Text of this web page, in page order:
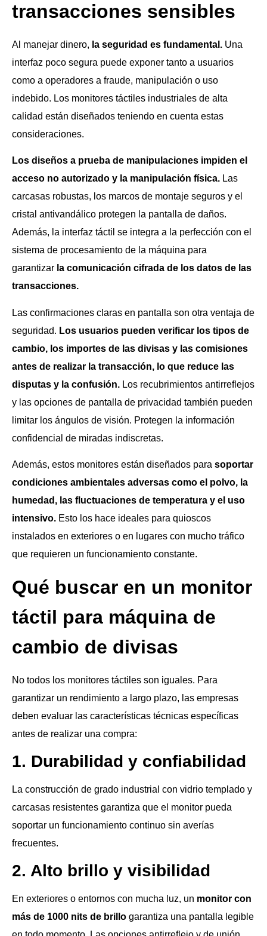
transacciones sensibles
Al manejar dinero, la seguridad es fundamental. Una
interfaz poco segura puede exponer tanto a usuarios
como a operadores a fraude, manipulación o uso
indebido. Los monitores táctiles industriales de alta
calidad están diseñados teniendo en cuenta estas
consideraciones.
Los diseños a prueba de manipulaciones impiden el
acceso no autorizado y la manipulación física. Las
carcasas robustas, los marcos de montaje seguros y el
cristal antivandálico protegen la pantalla de daños.
Además, la interfaz táctil se integra a la perfección con el
sistema de procesamiento de la máquina para
garantizar la comunicación cifrada de los datos de las
transacciones.
Las confirmaciones claras en pantalla son otra ventaja de
seguridad. Los usuarios pueden verificar los tipos de
cambio, los importes de las divisas y las comisiones
antes de realizar la transacción, lo que reduce las
disputas y la confusión. Los recubrimientos antirreflejos
y las opciones de pantalla de privacidad también pueden
limitar los ángulos de visión. Protegen la información
confidencial de miradas indiscretas.
Además, estos monitores están diseñados para soportar
condiciones ambientales adversas como el polvo, la
humedad, las fluctuaciones de temperatura y el uso
intensivo. Esto los hace ideales para quioscos
instalados en exteriores o en lugares con mucho tráfico
que requieren un funcionamiento constante.
Qué buscar en un monitor
táctil para máquina de
cambio de divisas
No todos los monitores táctiles son iguales. Para
garantizar un rendimiento a largo plazo, las empresas
deben evaluar las características técnicas específicas
antes de realizar una compra:
1. Durabilidad y confiabilidad
La construcción de grado industrial con vidrio templado y
carcasas resistentes garantiza que el monitor pueda
soportar un funcionamiento continuo sin averías
frecuentes.
2. Alto brillo y visibilidad
En exteriores o entornos con mucha luz, un monitor con
más de 1000 nits de brillo garantiza una pantalla legible